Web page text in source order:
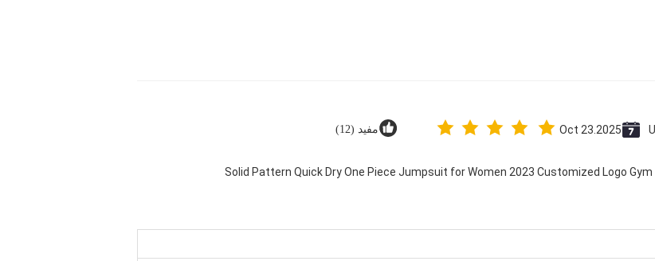
Oct 23.2025 مفید (12)
Solid Pattern Quick Dry One Piece Jumpsuit for Women 2023 Customized Logo